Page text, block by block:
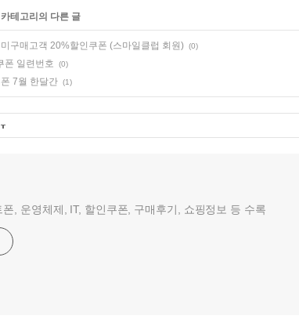
테고리의 다른 글
구매고객 20%할인쿠폰 (스마일클럽 회원) (0)
폰 일련번호 (0)
7월 한달간 (1)
, 운영체제, IT, 할인쿠폰, 구매후기, 쇼핑정보 등 수록